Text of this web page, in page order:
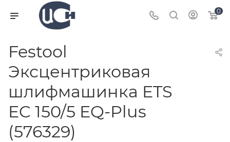
0
Festool
Эксцентриковая
шлифмашинка ETS
EC 150/5 EQ-Plus
(576329)